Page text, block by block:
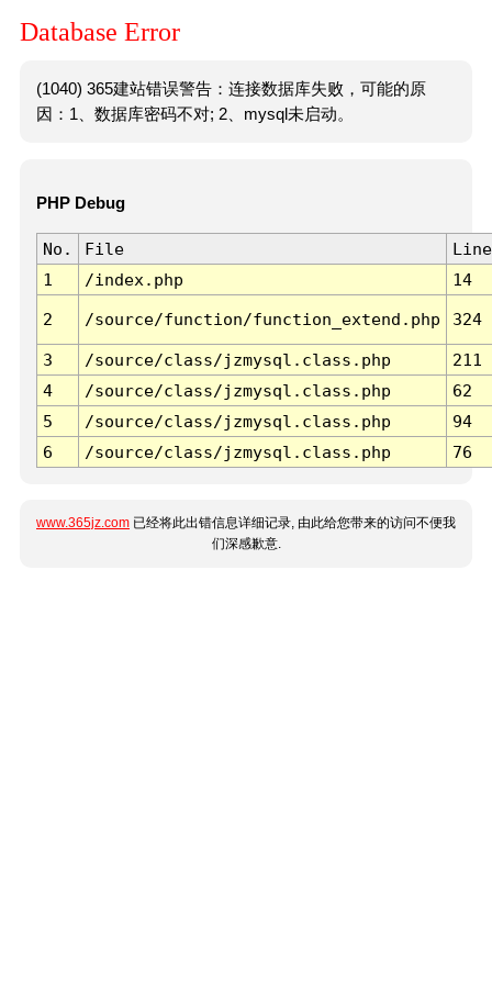
Database Error
(1040) 365建站错误警告：连接数据库失败，可能的原
因：1、数据库密码不对; 2、mysql未启动。
PHP Debug
No. File
Line
1
/index.php 14
2 /source/function/function_extend.php 324
3 /source/class/jzmysql.class.php
211
4
/source/class/jzmysql.class.php
62
5
/source/class/jzmysql.class.php
94
6
/source/class/jzmysql.class.php 76
www.365jz.com 已经将此出错信息详细记录, 由此给您带来的访问不便我
们深感歉意.